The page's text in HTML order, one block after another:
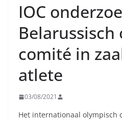
IOC
comité in
atlete
03/08/2021
Het internationaal olympisch